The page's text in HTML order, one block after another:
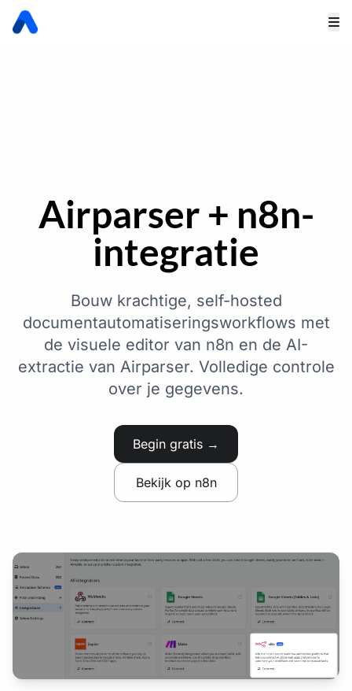
Airparser + n8n-
integratie
Bouw krachtige, self-hosted
documentautomatiseringsworkflows met
de visuele editor van n8n en de AI-
extractie van Airparser. Volledige controle
over je gegevens.
Begin gratis →
Bekijk op n8n